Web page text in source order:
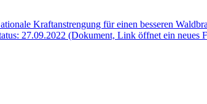
Kraftanstrengung für einen besseren
27.09.2022 (Dokument, Link öffnet ein neues